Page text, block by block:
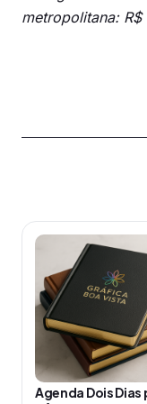
metropolitana:
Agenda Dois Dias
Este
produto
tem
várias
variantes.
opções